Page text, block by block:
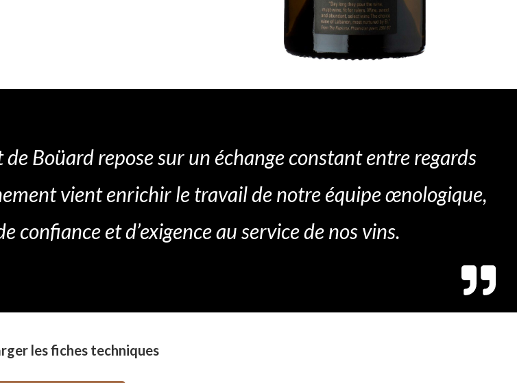
Boüard repose sur un échange constant entre regards
vient enrichir le travail de notre équipe œnologique,
confiance et d’exigence au service de nos vins.
les fiches techniques